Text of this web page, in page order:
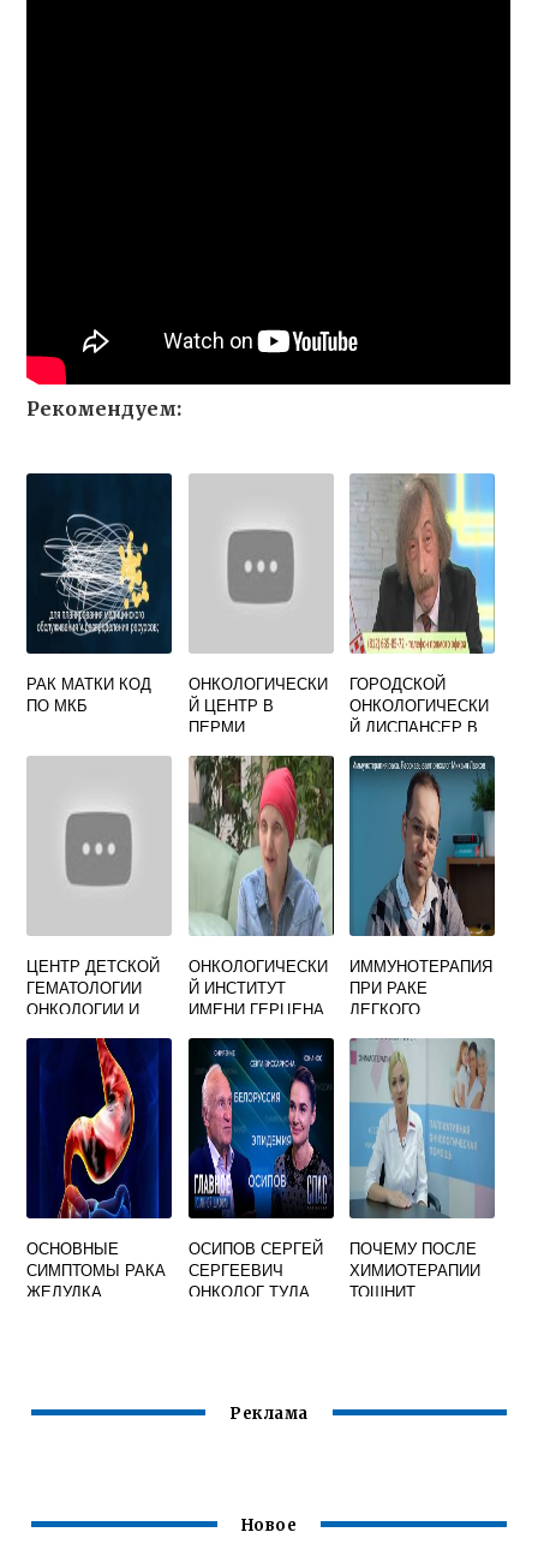
Рекомендуем:
РАК МАТКИ КОД
ПО МКБ
ОНКОЛОГИЧЕСКИ
Й ЦЕНТР В
ПЕРМИ
ГОРОДСКОЙ
ОНКОЛОГИЧЕСКИ
Й ДИСПАНСЕР В
ЦЕНТР ДЕТСКОЙ
ГЕМАТОЛОГИИ
ОНКОЛОГИИ И
РОГАЧЕВА
ОНКОЛОГИЧЕСКИ
Й ИНСТИТУТ
ИМЕНИ ГЕРЦЕНА
ИММУНОТЕРАПИЯ
ПРИ РАКЕ
ЛЕГКОГО
ОСНОВНЫЕ
СИМПТОМЫ РАКА
ЖЕЛУДКА
ОСИПОВ СЕРГЕЙ
СЕРГЕЕВИЧ
ОНКОЛОГ ТУЛА
ПОЧЕМУ ПОСЛЕ
ХИМИОТЕРАПИИ
ТОШНИТ
Реклама
Новое